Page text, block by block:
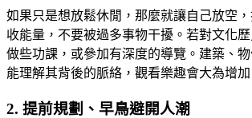
如果只是想放鬆休閒，那麼就讓自己放空
收能量，不要被過多事物干擾。若對文化
做些功課，或參加有深度的導覽。建築、
能理解其背後的脈絡，觀看樂趣會大為增加
2. 提前規劃、早鳥避開人潮